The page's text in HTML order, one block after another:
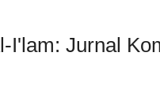
I'lam: Jurnal